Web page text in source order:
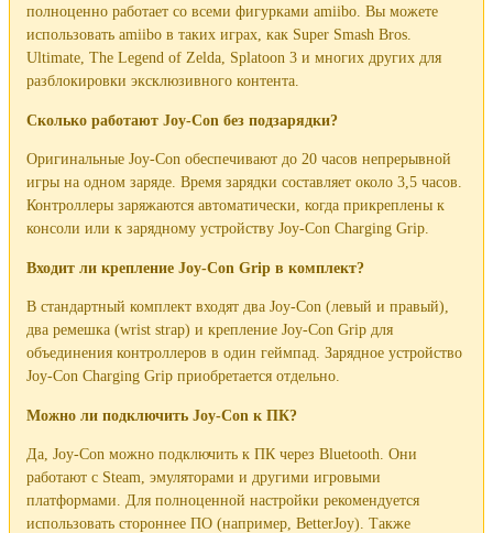
полноценно работает со всеми фигурками amiibo. Вы можете
использовать amiibo в таких играх, как Super Smash Bros.
Ultimate, The Legend of Zelda, Splatoon 3 и многих других для
разблокировки эксклюзивного контента.
Сколько работают Joy-Con без подзарядки?
Оригинальные Joy-Con обеспечивают до 20 часов непрерывной
игры на одном заряде. Время зарядки составляет около 3,5 часов.
Контроллеры заряжаются автоматически, когда прикреплены к
консоли или к зарядному устройству Joy-Con Charging Grip.
Входит ли крепление Joy-Con Grip в комплект?
В стандартный комплект входят два Joy-Con (левый и правый),
два ремешка (wrist strap) и крепление Joy-Con Grip для
объединения контроллеров в один геймпад. Зарядное устройство
Joy-Con Charging Grip приобретается отдельно.
Можно ли подключить Joy-Con к ПК?
Да, Joy-Con можно подключить к ПК через Bluetooth. Они
работают с Steam, эмуляторами и другими игровыми
платформами. Для полноценной настройки рекомендуется
использовать стороннее ПО (например, BetterJoy). Также